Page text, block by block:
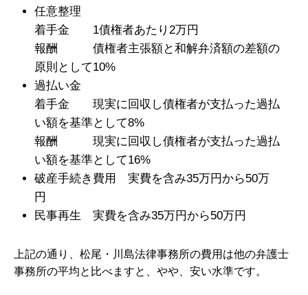
任意整理
着手金 1債権者あたり2万円
報酬 債権者主張額と和解弁済額の差額の
原則として10%
過払い金
着手金 現実に回収し債権者が支払った過払
い額を基準として8%
報酬 現実に回収し債権者が支払った過払
い額を基準として16%
破産手続き費用 実費を含み35万円から50万
円
民事再生 実費を含み35万円から50万円
上記の通り、松尾・川島法律事務所の費用は他の弁護士
事務所の平均と比べますと、やや、安い水準です。